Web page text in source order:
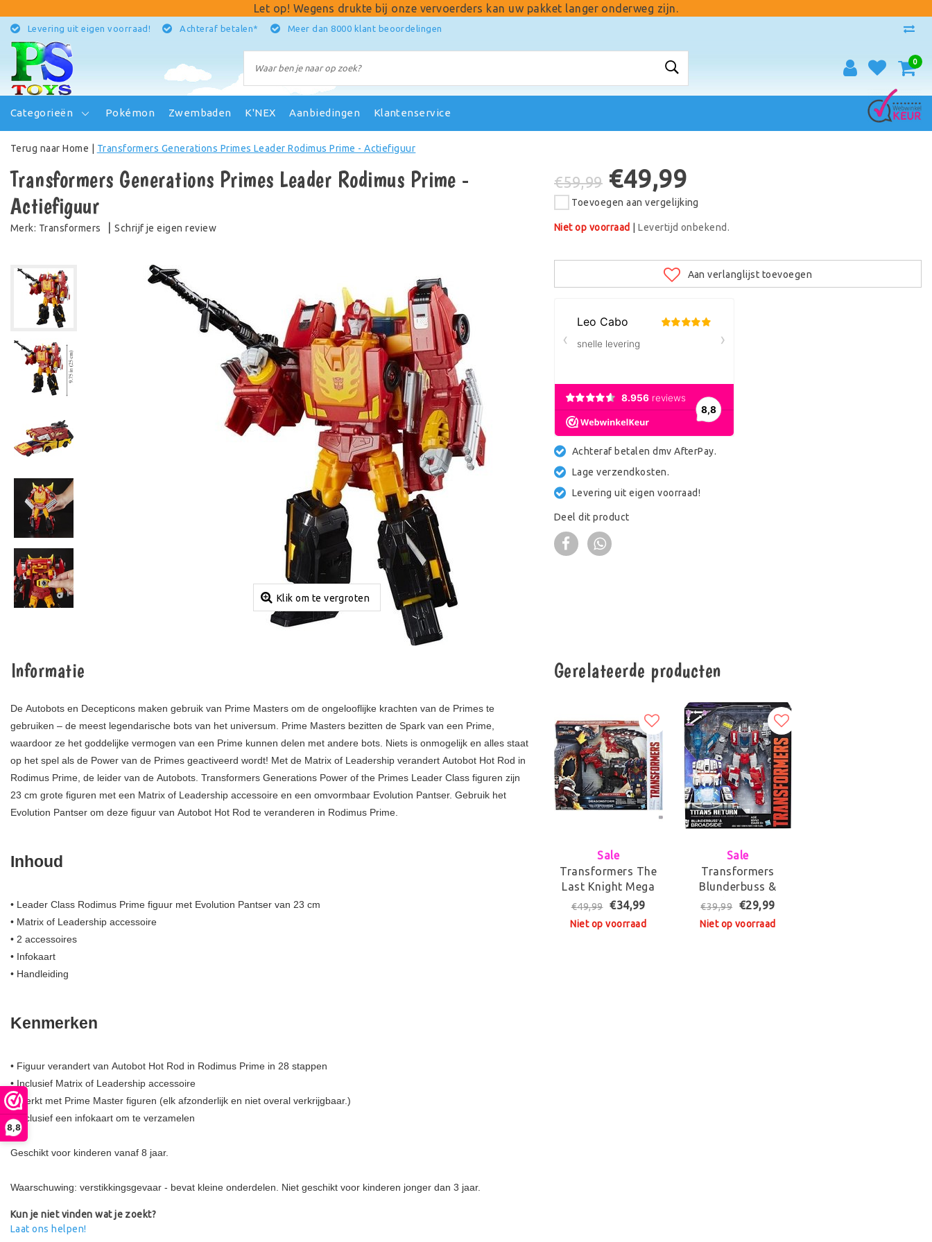
8,8
Let op! Wegens drukte bij onze vervoerders kan uw pakket langer onderweg zijn.
Levering uit eigen voorraad! Achteraf betalen* Meer dan 8000 klant beoordelingen
0
Categorieën Pokémon Zwembaden K'NEX Aanbiedingen Klantenservice
Terug naar Home Transformers Generations Primes Leader Rodimus Prime - Actiefiguur
Transformers Generations Primes Leader Rodimus Prime -
Actiefiguur
Merk: Transformers |Schrijf je eigen review
Klik om te vergroten
€59,99 €49,99
Toevoegen aan vergelijking
Niet op voorraad |Levertijd onbekend.
Aan verlanglijst toevoegen
Achteraf betalen dmv AfterPay.
Lage verzendkosten.
Levering uit eigen voorraad!
Deel dit product
Informatie
De Autobots en Decepticons maken gebruik van Prime Masters om de ongelooflijke krachten van de Primes te
gebruiken – de meest legendarische bots van het universum. Prime Masters bezitten de Spark van een Prime,
waardoor ze het goddelijke vermogen van een Prime kunnen delen met andere bots. Niets is onmogelijk en alles staat
op het spel als de Power van de Primes geactiveerd wordt! Met de Matrix of Leadership verandert Autobot Hot Rod in
Rodimus Prime, de leider van de Autobots. Transformers Generations Power of the Primes Leader Class figuren zijn
23 cm grote figuren met een Matrix of Leadership accessoire en een omvormbaar Evolution Pantser. Gebruik het
Evolution Pantser om deze figuur van Autobot Hot Rod te veranderen in Rodimus Prime.
Inhoud
• Leader Class Rodimus Prime figuur met Evolution Pantser van 23 cm
• Matrix of Leadership accessoire
• 2 accessoires
• Infokaart
• Handleiding
Kenmerken
• Figuur verandert van Autobot Hot Rod in Rodimus Prime in 28 stappen
• Inclusief Matrix of Leadership accessoire
• Werkt met Prime Master figuren (elk afzonderlijk en niet overal verkrijgbaar.)
• Inclusief een infokaart om te verzamelen
Geschikt voor kinderen vanaf 8 jaar.
Waarschuwing: verstikkingsgevaar - bevat kleine onderdelen. Niet geschikt voor kinderen jonger dan 3 jaar.
Kun je niet vinden wat je zoekt?
Laat ons helpen!
Gerelateerde producten
Sale
Transformers The
Last Knight Mega
Dragonstorm 1-
Step Changer - 35
€49,99 €34,99
Niet op voorraad
Sale
Transformers
Blunderbuss &
Broadside Robot
€39,99 €29,99
Niet op voorraad